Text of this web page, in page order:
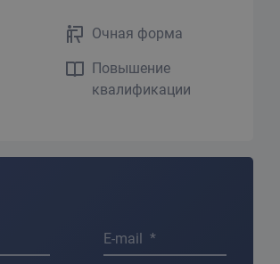
Очная форма
Повышение
квалификации
E-mail *